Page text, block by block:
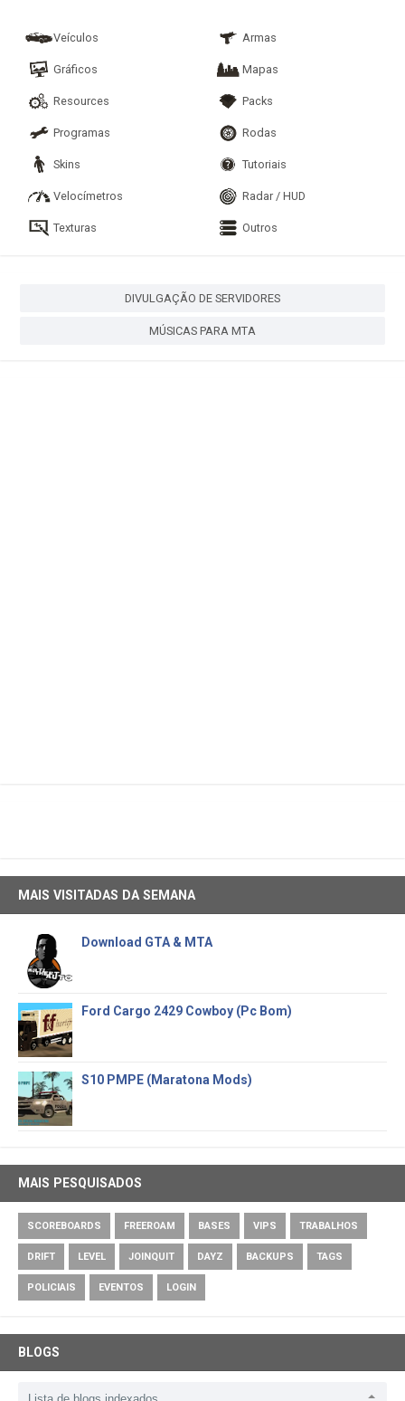
Veículos Armas
Gráficos Mapas
Resources Packs
Programas Rodas
Skins Tutoriais
Velocímetros Radar / HUD
Texturas Outros
DIVULGAÇÃO DE SERVIDORES
MÚSICAS PARA MTA
MAIS VISITADAS DA SEMANA
Download GTA & MTA
Ford Cargo 2429 Cowboy (Pc Bom)
S10 PMPE (Maratona Mods)
MAIS PESQUISADOS
SCOREBOARDS FREEROAM BASES VIPS TRABALHOS
DRIFT LEVEL JOINQUIT DAYZ BACKUPS TAGS
POLICIAIS EVENTOS LOGIN
BLOGS